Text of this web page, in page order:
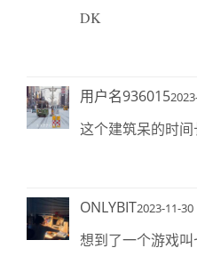
DK
用户名936015
这个建筑呆的时
ONLYBIT2023-11-30
想到了一个游戏